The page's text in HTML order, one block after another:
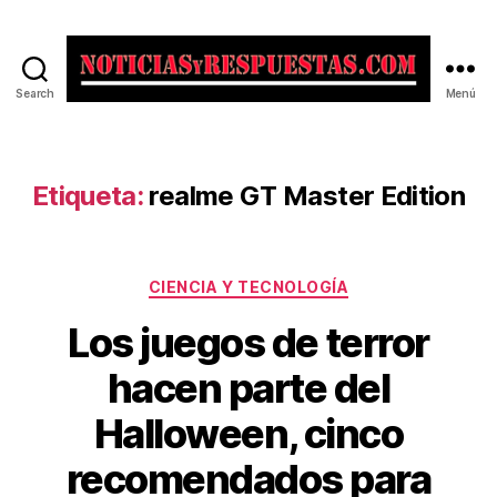
Search Menú
Etiqueta: realme GT Master Edition
Categorías
CIENCIA Y TECNOLOGÍA
Los juegos de terror
hacen parte del
Halloween, cinco
recomendados para